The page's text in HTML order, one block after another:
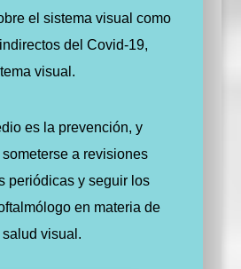
el sistema visual como
del Covid-19,
visual.
es la prevención, y
a revisiones
periódicas y seguir los
en materia de
visual.